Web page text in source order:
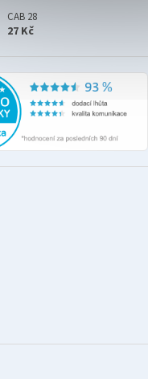
CAB 28
27 Kč